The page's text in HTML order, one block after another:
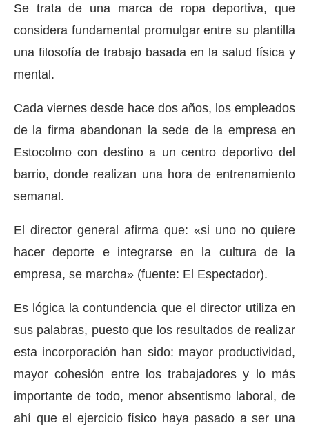
Se trata de una marca de ropa deportiva, que
considera fundamental promulgar entre su plantilla
una filosofía de trabajo basada en la salud física y
mental.
Cada viernes desde hace dos años, los empleados
de la firma abandonan la sede de la empresa en
Estocolmo con destino a un centro deportivo del
barrio, donde realizan una hora de entrenamiento
semanal.
El director general afirma que: «si uno no quiere
hacer deporte e integrarse en la cultura de la
empresa, se marcha» (fuente: El Espectador).
Es lógica la contundencia que el director utiliza en
sus palabras, puesto que los resultados de realizar
esta incorporación han sido: mayor productividad,
mayor cohesión entre los trabajadores y lo más
importante de todo, menor absentismo laboral, de
ahí que el ejercicio físico haya pasado a ser una